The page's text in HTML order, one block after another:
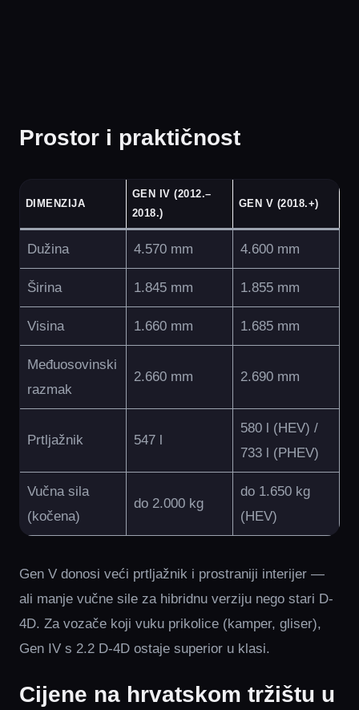
Prostor i praktičnost
DIMENZIJA
GEN IV (2012.–
2018.)
GEN V (2018.+)
Dužina 4.570 mm 4.600 mm
Širina 1.845 mm 1.855 mm
Visina 1.660 mm 1.685 mm
Međuosovinski
razmak
2.660 mm 2.690 mm
Prtljažnik 547 l
580 l (HEV) /
733 l (PHEV)
Vučna sila
(kočena)
do 2.000 kg
do 1.650 kg
(HEV)
Gen V donosi veći prtljažnik i prostraniji interijer —
ali manje vučne sile za hibridnu verziju nego stari D-
4D. Za vozače koji vuku prikolice (kamper, gliser),
Gen IV s 2.2 D-4D ostaje superior u klasi.
Cijene na hrvatskom tržištu u